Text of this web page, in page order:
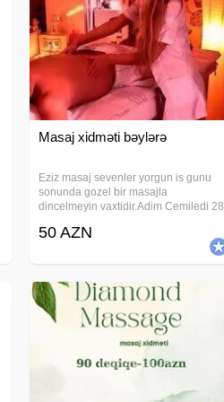
Masaj xidməti bəylərə
Eziz masaj sevenler yorgun is gunu
sonunda gozel bir masajla
dincelmeyin vaxtidir.Adim Cemiledi 28
Masajdan sonra ise dus, cay, kofe ve
Whatsapp 24saat
50 AZN